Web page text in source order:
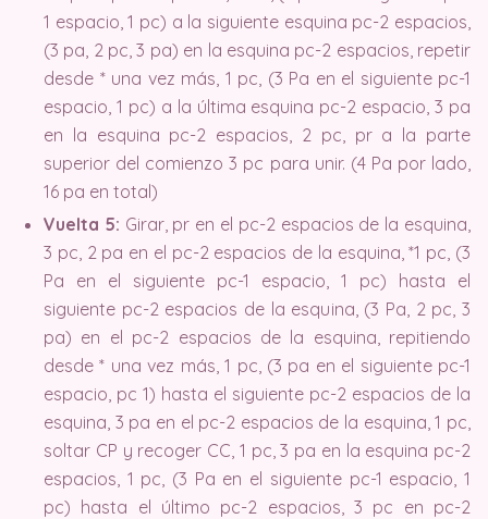
1 espacio, 1 pc) a la siguiente esquina pc-2 espacios,
(3 pa, 2 pc, 3 pa) en la esquina pc-2 espacios, repetir
desde * una vez más, 1 pc, (3 Pa en el siguiente pc-1
espacio, 1 pc) a la última esquina pc-2 espacio, 3 pa
en la esquina pc-2 espacios, 2 pc, pr a la parte
superior del comienzo 3 pc para unir. (4 Pa por lado,
16 pa en total)
Vuelta 5: Girar, pr en el pc-2 espacios de la esquina,
3 pc, 2 pa en el pc-2 espacios de la esquina, *1 pc, (3
Pa en el siguiente pc-1 espacio, 1 pc) hasta el
siguiente pc-2 espacios de la esquina, (3 Pa, 2 pc, 3
pa) en el pc-2 espacios de la esquina, repitiendo
desde * una vez más, 1 pc, (3 pa en el siguiente pc-1
espacio, pc 1) hasta el siguiente pc-2 espacios de la
esquina, 3 pa en el pc-2 espacios de la esquina, 1 pc,
soltar CP y recoger CC, 1 pc, 3 pa en la esquina pc-2
espacios, 1 pc, (3 Pa en el siguiente pc-1 espacio, 1
pc) hasta el último pc-2 espacios, 3 pc en pc-2